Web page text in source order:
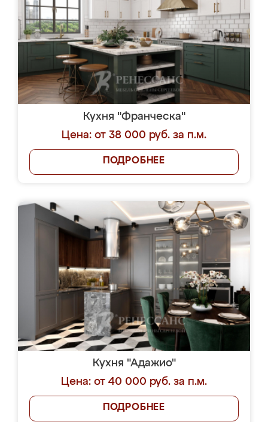
Кухня "Франческа"
Цена: от 38 000 руб. за п.м.
ПОДРОБНЕЕ
Кухня "Адажио"
Цена: от 40 000 руб. за п.м.
ПОДРОБНЕЕ